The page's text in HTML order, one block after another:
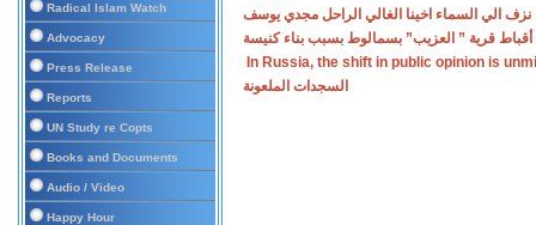
Radical Islam Watch
Advocacy
Press Release
Reports
UN Study re Copts
Books and Documents
Audio / Video
Happy Hour
نزف الي السماء اخينا الغالي الراحل مجدي يوسف
أقباط قرية ” العزيب” بسمالوط بسبب بناء كنيسة
In Russia, the shift in public opinion is
السجدات الملعونة